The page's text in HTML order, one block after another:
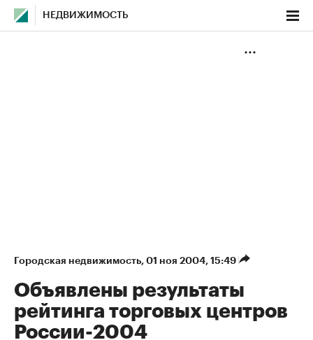
НЕДВИЖИМОСТЬ
Городская недвижимость⁠, 01 ноя 2004, 15:49
Объявлены результаты
рейтинга торговых центров
России-2004